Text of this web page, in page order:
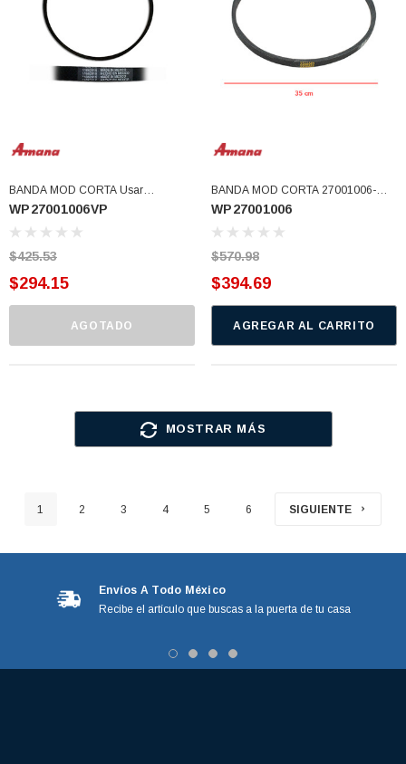
BANDA MOD CORTA Usar
27001006-Spq, 2200063, 40053606-
REPL, 40053601-REPL 38174-
REPL, 40053606, 3817
WP27001006VP
$425.53
$294.15
AGOTADO
BANDA MOD CORTA 27001006-
Spq, 2200063, 40053606-REPL,
40053601-REPL 38174-REPL,
40053606, 3817 (WP27001006)
WP27001006
$570.98
$394.69
AGREGAR AL CARRITO
MOSTRAR MÁS
1 2 3 4 5 6 SIGUIENTE
Envíos A Todo México
Recibe el artículo que buscas a la puerta de tu casa